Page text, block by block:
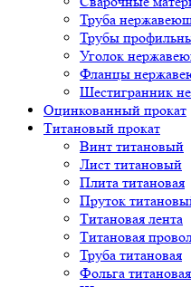
Труба
Трубы
Уголок
Фланцы
Шестигранник
Оцинкованный прокат
Титановый прокат
Винт титановый
Лист титановый
Плита титановая
Пруток
Титановая лента
Титановая
Труба титановая
Фольга титановая